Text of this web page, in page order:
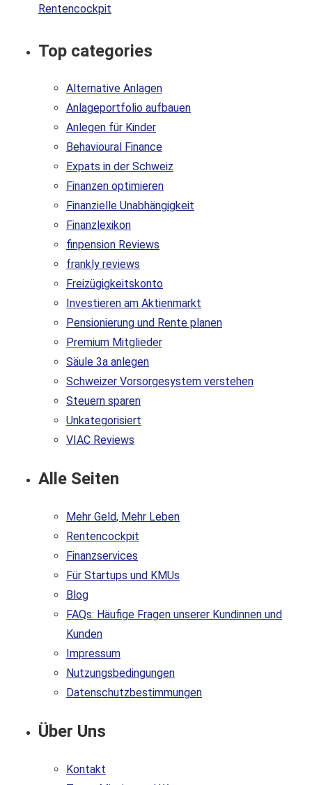
Rentencockpit
Top categories
Alternative Anlagen
Anlageportfolio aufbauen
Anlegen für Kinder
Behavioural Finance
Expats in der Schweiz
Finanzen optimieren
Finanzielle Unabhängigkeit
Finanzlexikon
finpension Reviews
frankly reviews
Freizügigkeitskonto
Investieren am Aktienmarkt
Pensionierung und Rente planen
Premium Mitglieder
Säule 3a anlegen
Schweizer Vorsorgesystem verstehen
Steuern sparen
Unkategorisiert
VIAC Reviews
Alle Seiten
Mehr Geld, Mehr Leben
Rentencockpit
Finanzservices
Für Startups und KMUs
Blog
FAQs: Häufige Fragen unserer Kundinnen und
Kunden
Impressum
Nutzungsbedingungen
Datenschutzbestimmungen
Über Uns
Kontakt